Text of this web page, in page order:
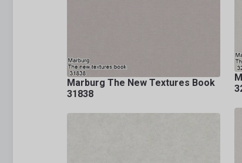
Marburg The New Textures Book
31838